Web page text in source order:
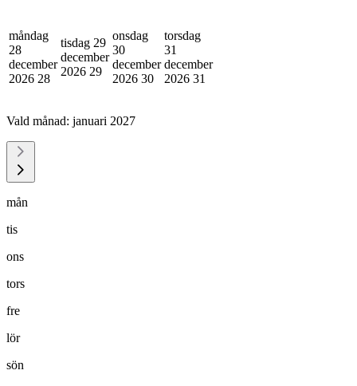
måndag
28
december
2026 28
tisdag 29
december
2026 29
onsdag
30
december
2026 30
torsdag
31
december
2026 31
Vald månad: januari 2027
mån
tis
ons
tors
fre
lör
sön